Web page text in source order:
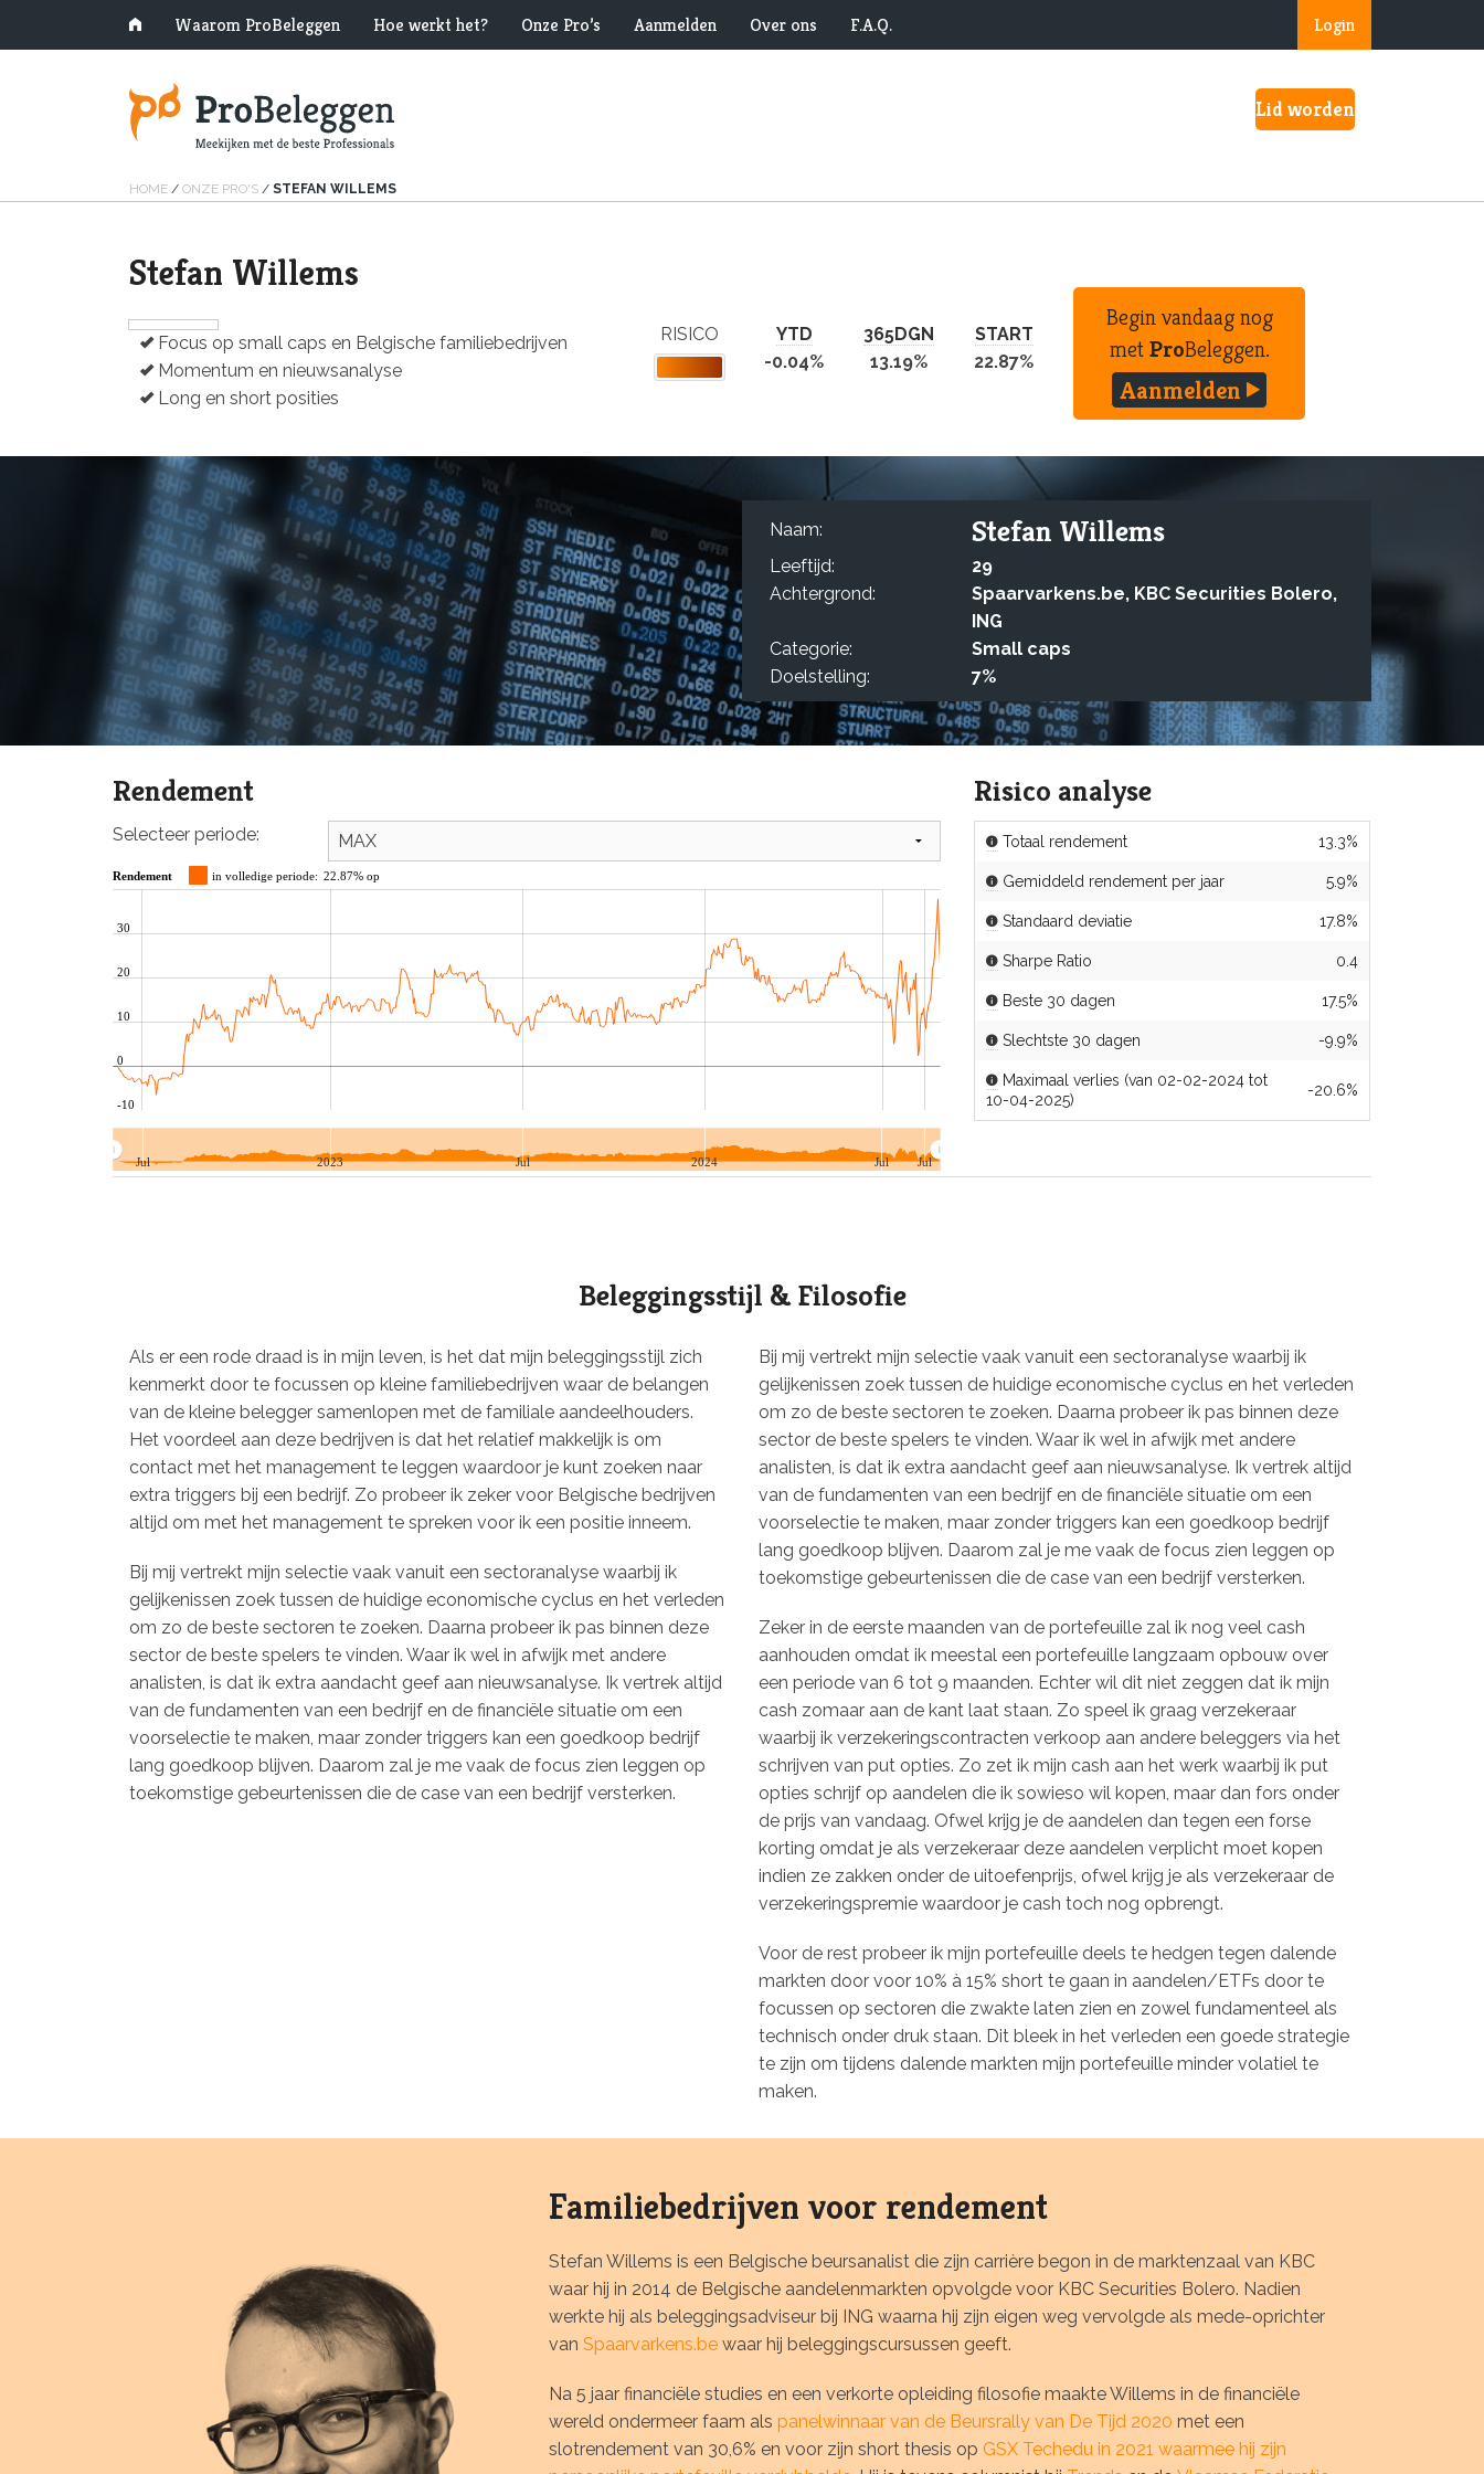
Login
Waarom ProBeleggen Hoe werkt het? Onze Pro’s Aanmelden Over ons F.A.Q.
Lid worden
HOME / ONZE PRO'S / STEFAN WILLEMS
Stefan Willems
Focus op small caps en Belgische familiebedrijven
Momentum en nieuwsanalyse
Long en short posities
RISICO
YTD
-0.04%
365DGN
13.19%
START
22.87%
Begin vandaag nog
metProBeleggen.
Aanmelden
Naam: Stefan Willems
Leeftijd:
29
Achtergrond:
Spaarvarkens.be, KBC Securities Bolero,
ING
Categorie:
Small caps
Doelstelling:
7%
Rendement
Selecteer periode:
Rendement in volledige periode: 22.87% op
-10
0
10
20
30
Jul 2023 Jul 2024 Jul Jul
Risico analyse
Totaal rendement 13.3%
Gemiddeld rendement per jaar 5.9%
Standaard deviatie 17.8%
Sharpe Ratio 0.4
Beste 30 dagen 17.5%
Slechtste 30 dagen -9.9%
Maximaal verlies (van 02-02-2024 tot
10-04-2025)
-20.6%
Beleggingsstijl & Filosofie
Als er een rode draad is in mijn leven, is het dat mijn beleggingsstijl zich
kenmerkt door te focussen op kleine familiebedrijven waar de belangen
van de kleine belegger samenlopen met de familiale aandeelhouders.
Het voordeel aan deze bedrijven is dat het relatief makkelijk is om
contact met het management te leggen waardoor je kunt zoeken naar
extra triggers bij een bedrijf. Zo probeer ik zeker voor Belgische bedrijven
altijd om met het management te spreken voor ik een positie inneem.
Bij mij vertrekt mijn selectie vaak vanuit een sectoranalyse waarbij ik
gelijkenissen zoek tussen de huidige economische cyclus en het verleden
om zo de beste sectoren te zoeken. Daarna probeer ik pas binnen deze
sector de beste spelers te vinden. Waar ik wel in afwijk met andere
analisten, is dat ik extra aandacht geef aan nieuwsanalyse. Ik vertrek altijd
van de fundamenten van een bedrijf en de financiële situatie om een
voorselectie te maken, maar zonder triggers kan een goedkoop bedrijf
lang goedkoop blijven. Daarom zal je me vaak de focus zien leggen op
toekomstige gebeurtenissen die de case van een bedrijf versterken.
Bij mij vertrekt mijn selectie vaak vanuit een sectoranalyse waarbij ik
gelijkenissen zoek tussen de huidige economische cyclus en het verleden
om zo de beste sectoren te zoeken. Daarna probeer ik pas binnen deze
sector de beste spelers te vinden. Waar ik wel in afwijk met andere
analisten, is dat ik extra aandacht geef aan nieuwsanalyse. Ik vertrek altijd
van de fundamenten van een bedrijf en de financiële situatie om een
voorselectie te maken, maar zonder triggers kan een goedkoop bedrijf
lang goedkoop blijven. Daarom zal je me vaak de focus zien leggen op
toekomstige gebeurtenissen die de case van een bedrijf versterken.
Zeker in de eerste maanden van de portefeuille zal ik nog veel cash
aanhouden omdat ik meestal een portefeuille langzaam opbouw over
een periode van 6 tot 9 maanden. Echter wil dit niet zeggen dat ik mijn
cash zomaar aan de kant laat staan. Zo speel ik graag verzekeraar
waarbij ik verzekeringscontracten verkoop aan andere beleggers via het
schrijven van put opties. Zo zet ik mijn cash aan het werk waarbij ik put
opties schrijf op aandelen die ik sowieso wil kopen, maar dan fors onder
de prijs van vandaag. Ofwel krijg je de aandelen dan tegen een forse
korting omdat je als verzekeraar deze aandelen verplicht moet kopen
indien ze zakken onder de uitoefenprijs, ofwel krijg je als verzekeraar de
verzekeringspremie waardoor je cash toch nog opbrengt.
Voor de rest probeer ik mijn portefeuille deels te hedgen tegen dalende
markten door voor 10% à 15% short te gaan in aandelen/ETFs door te
focussen op sectoren die zwakte laten zien en zowel fundamenteel als
technisch onder druk staan. Dit bleek in het verleden een goede strategie
te zijn om tijdens dalende markten mijn portefeuille minder volatiel te
maken.
Familiebedrijven voor rendement
Stefan Willems is een Belgische beursanalist die zijn carrière begon in de marktenzaal van KBC
waar hij in 2014 de Belgische aandelenmarkten opvolgde voor KBC Securities Bolero. Nadien
werkte hij als beleggingsadviseur bij ING waarna hij zijn eigen weg vervolgde als mede-oprichter
van Spaarvarkens.be waar hij beleggingscursussen geeft.
Na 5 jaar financiële studies en een verkorte opleiding filosofie maakte Willems in de financiële
wereld ondermeer faam als panelwinnaar van de Beursrally van De Tijd 2020 met een
slotrendement van 30,6% en voor zijn short thesis op GSX Techedu in 2021 waarmee hij zijn